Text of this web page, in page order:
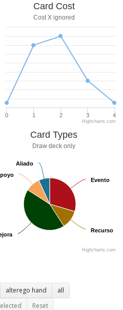
Card Cost
Cost X ignored
0 1 2 3 4
Highcharts.com
Card Types
Draw deck only
Evento
Evento
Recurso
Recurso
Aliado
Aliado
Highcharts.com
alterego hand
all
Reset